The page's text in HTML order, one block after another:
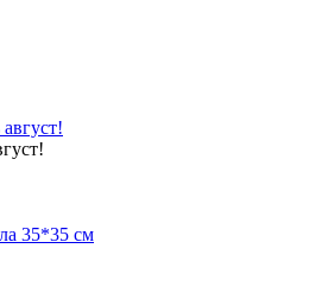
35*35 см